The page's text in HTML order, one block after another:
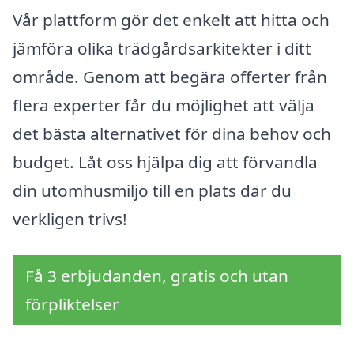
Vår plattform gör det enkelt att hitta och
jämföra olika trädgårdsarkitekter i ditt
område. Genom att begära offerter från
flera experter får du möjlighet att välja
det bästa alternativet för dina behov och
budget. Låt oss hjälpa dig att förvandla
din utomhusmiljö till en plats där du
verkligen trivs!
Få 3 erbjudanden, gratis och utan
förpliktelser